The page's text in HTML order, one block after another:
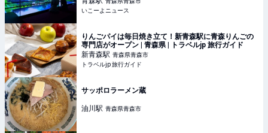
いこーよニュース
りんごパイは毎日焼き立て！新青森駅に青森りんごの
専門店がオープン | 青森県 | トラベルjp 旅行ガイド
新青森駅 青森県青森市
トラベルjp 旅行ガイド
サッポロラーメン蔵
油川駅 青森県青森市